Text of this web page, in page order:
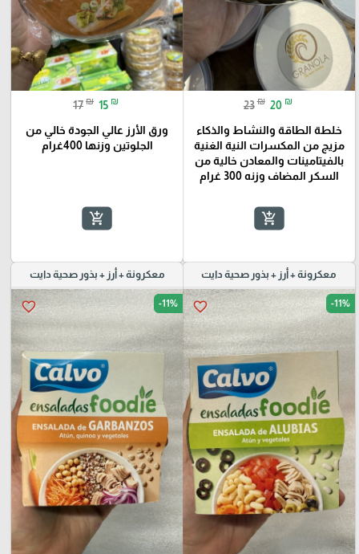
🎓
23 ₪ 20 ₪
خلطة الطاقة والنشاط والذكاء
مزيج من المكسرات النية الغنية
بالفيتامينات والمعادن خالية من
السكر المضاف وزنه 300 غرام
add_shopping_cart
17 ₪ 15 ₪
ورق الأرز عالي الجودة خالي من
الجلوتين وزنها 400غرام
add_shopping_cart
معكرونة + أرز + بذور صحية دايت
favorite_border -11%
معكرونة + أرز + بذور صحية دايت
favorite_border -11%